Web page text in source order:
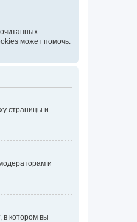
может помочь.
страницы и
и
в котором вы